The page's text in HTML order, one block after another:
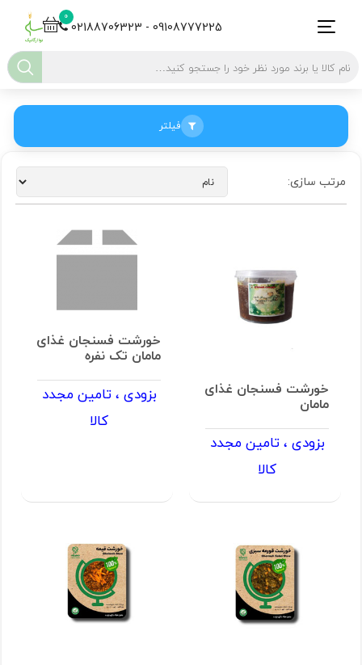
0
02188706323 - 09108777225
فیلتر
مرتب سازی:
خورشت فسنجان غذای
مامان
بزودی ، تامین مجدد
کالا
خورشت فسنجان غذای
مامان تک نفره
بزودی ، تامین مجدد
کالا